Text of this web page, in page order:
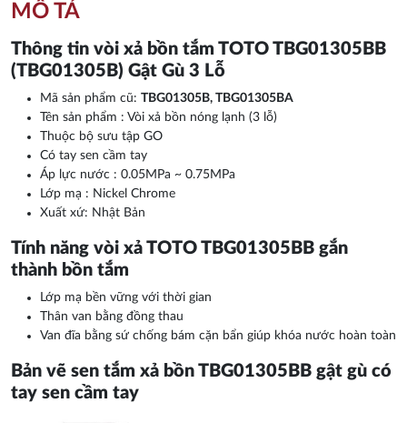
MÔ TẢ
Thông tin vòi xả bồn tắm TOTO TBG01305BB
(TBG01305B) Gật Gù 3 Lỗ
Mã sản phẩm cũ: TBG01305B, TBG01305BA
Tên sản phẩm : Vòi xả bồn nóng lạnh (3 lỗ)
Thuộc bộ sưu tập GO
Có tay sen cầm tay
Áp lực nước : 0.05MPa ~ 0.75MPa
Lớp mạ : Nickel Chrome
Xuất xứ: Nhật Bản
Tính năng vòi xả TOTO TBG01305BB gắn
thành bồn tắm
Lớp mạ bền vững với thời gian
Thân van bằng đồng thau
Van đĩa bằng sứ chống bám cặn bẩn giúp khóa nước hoàn toàn
Bản vẽ sen tắm xả bồn TBG01305BB gật gù có
tay sen cầm tay